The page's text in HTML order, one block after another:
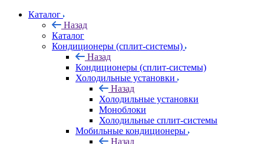
Каталог
Назад
Каталог
Кондиционеры (сплит-системы)
Назад
Кондиционеры (сплит-системы)
Холодильные установки
Назад
Холодильные установки
Моноблоки
Холодильные сплит-системы
Мобильные кондиционеры
Назад